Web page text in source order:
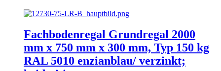
Fachbodenregal Grundregal 2000
mm x 750 mm x 300 mm, Typ 150 kg
RAL 5010 enzianblau/ verzinkt;